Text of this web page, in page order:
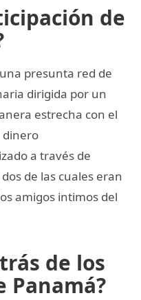
de
presunta red de
dirigida por un
estrecha con el
dinero
a través de
de las cuales eran
amigos intimos del
de los
Panamá?